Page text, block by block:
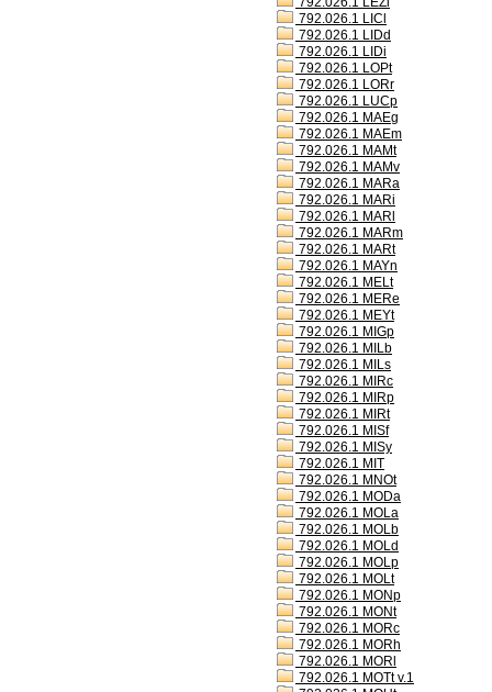
792.026.1 LICl
792.026.1 LIDd
792.026.1 LIDi
792.026.1 LOPt
792.026.1 LORr
792.026.1 LUCp
792.026.1 MAEg
792.026.1 MAEm
792.026.1 MAMt
792.026.1 MAMv
792.026.1 MARa
792.026.1 MARi
792.026.1 MARl
792.026.1 MARm
792.026.1 MARt
792.026.1 MAYn
792.026.1 MELt
792.026.1 MERe
792.026.1 MEYt
792.026.1 MIGp
792.026.1 MILb
792.026.1 MILs
792.026.1 MIRc
792.026.1 MIRp
792.026.1 MIRt
792.026.1 MISf
792.026.1 MISy
792.026.1 MIT
792.026.1 MNOt
792.026.1 MODa
792.026.1 MOLa
792.026.1 MOLb
792.026.1 MOLd
792.026.1 MOLp
792.026.1 MOLt
792.026.1 MONp
792.026.1 MONt
792.026.1 MORc
792.026.1 MORh
792.026.1 MORl
792.026.1 MOTt v.1